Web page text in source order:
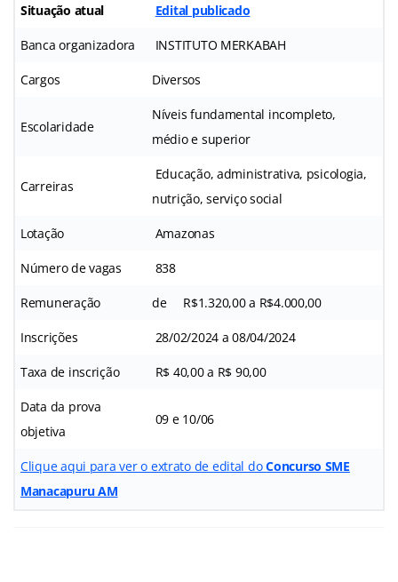
Situação atual Edital publicado
Banca organizadora INSTITUTO MERKABAH
Cargos Diversos
Escolaridade
Níveis fundamental incompleto,
médio e superior
Carreiras
Educação, administrativa, psicologia,
nutrição, serviço social
Lotação Amazonas
Número de vagas 838
Remuneração de R$1.320,00 a R$4.000,00
Inscrições 28/02/2024 a 08/04/2024
Taxa de inscrição R$ 40,00 a R$ 90,00
Data da prova
objetiva
09 e 10/06
Clique aqui para ver o extrato de edital doConcurso SME
Manacapuru AM